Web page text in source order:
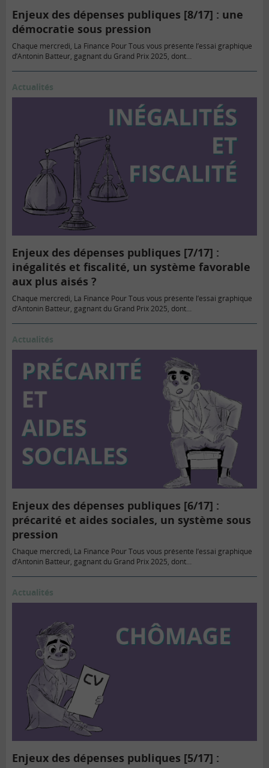
Enjeux des dépenses publiques [8/17] : une
démocratie sous pression
Chaque mercredi, La Finance Pour Tous vous présente l’essai graphique
d’Antonin Batteur, gagnant du Grand Prix 2025, dont…
Actualités
Enjeux des dépenses publiques [7/17] :
inégalités et fiscalité, un système favorable
aux plus aisés ?
Chaque mercredi, La Finance Pour Tous vous présente l’essai graphique
d’Antonin Batteur, gagnant du Grand Prix 2025, dont…
Actualités
Enjeux des dépenses publiques [6/17] :
précarité et aides sociales, un système sous
pression
Chaque mercredi, La Finance Pour Tous vous présente l’essai graphique
d’Antonin Batteur, gagnant du Grand Prix 2025, dont…
Actualités
Enjeux des dépenses publiques [5/17] :